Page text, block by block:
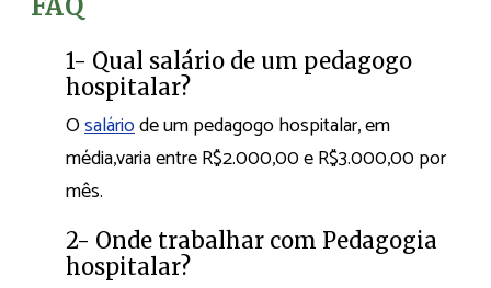
1- Qual salário de um pedagogo
hospitalar?
Osaláriode um pedagogo hospitalar, em
média,varia entre R$2.000,00 e R$3.000,00 por
mês.
2- Onde trabalhar com Pedagogia
hospitalar?